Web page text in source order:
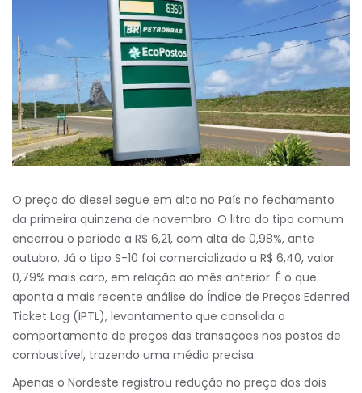
O preço do diesel segue em alta no País no fechamento
da primeira quinzena de novembro. O litro do tipo comum
encerrou o período a R$ 6,21, com alta de 0,98%, ante
outubro. Já o tipo S-10 foi comercializado a R$ 6,40, valor
0,79% mais caro, em relação ao mês anterior. É o que
aponta a mais recente análise do Índice de Preços Edenred
Ticket Log (IPTL), levantamento que consolida o
comportamento de preços das transações nos postos de
combustível, trazendo uma média precisa.
Apenas o Nordeste registrou redução no preço dos dois